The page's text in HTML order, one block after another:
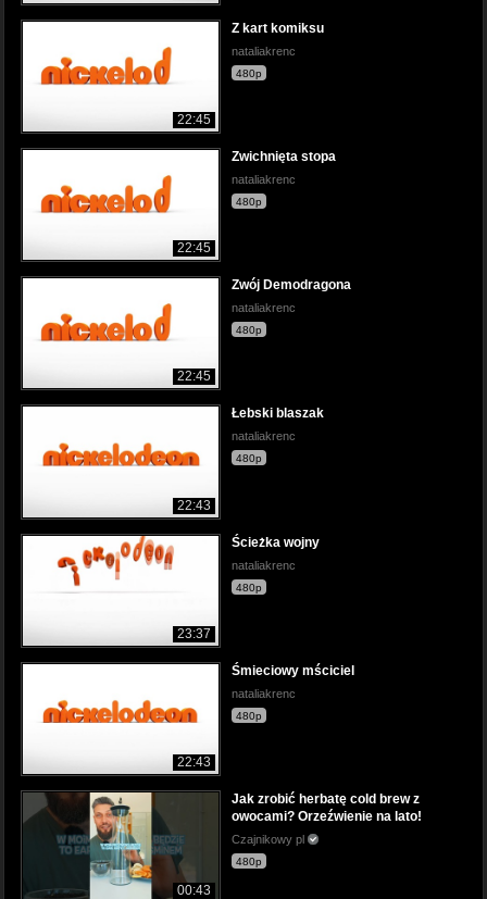
22:45
Z kart komiksu
nataliakrenc
480p
22:45
Zwichnięta stopa
nataliakrenc
480p
22:45
Zwój Demodragona
nataliakrenc
480p
22:43
Łebski blaszak
nataliakrenc
480p
23:37
Ścieżka wojny
nataliakrenc
480p
22:43
Śmieciowy mściciel
nataliakrenc
480p
00:43
Jak zrobić herbatę cold brew z
owocami? Orzeźwienie na lato!
Czajnikowy pl
480p